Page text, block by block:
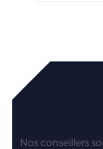
Vous êtes
Nos conseillers